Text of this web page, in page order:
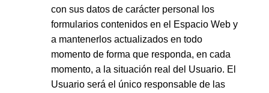
con sus datos de carácter personal los
formularios contenidos en el Espacio Web y
a mantenerlos actualizados en todo
momento de forma que responda, en cada
momento, a la situación real del Usuario. El
Usuario será el único responsable de las